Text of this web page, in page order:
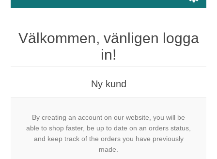
Välkommen, vänligen logga
in!
Ny kund
By creating an account on our website, you will be
able to shop faster, be up to date on an orders status,
and keep track of the orders you have previously
made.